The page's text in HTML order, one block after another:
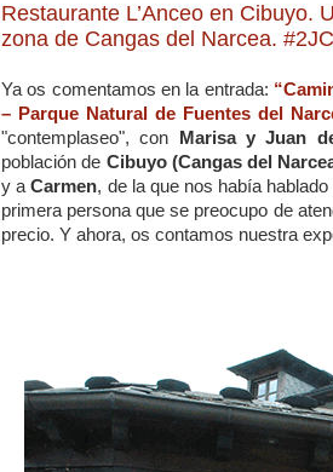
Restaurante L’Anceo en Cibuyo.
zona de Cangas del Narcea.
Ya os comentamos en la entrada:
– Parque Natural de Fuentes del
"contemplaseo", con Marisa y Juan
población de Cibuyo (Cangas del
y a Carmen, de la que nos había
primera persona que se preocupo de
precio. Y ahora, os contamos nuestra